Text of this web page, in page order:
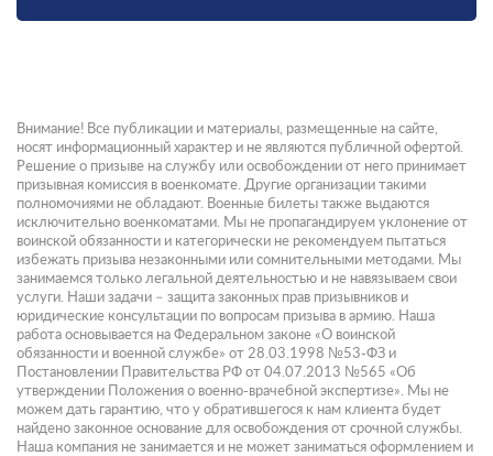
Внимание! Все публикации и материалы, размещенные на сайте,
носят информационный характер и не являются публичной офертой.
Решение о призыве на службу или освобождении от него принимает
призывная комиссия в военкомате. Другие организации такими
полномочиями не обладают. Военные билеты также выдаются
исключительно военкоматами. Мы не пропагандируем уклонение от
воинской обязанности и категорически не рекомендуем пытаться
избежать призыва незаконными или сомнительными методами. Мы
занимаемся только легальной деятельностью и не навязываем свои
услуги. Наши задачи – защита законных прав призывников и
юридические консультации по вопросам призыва в армию. Наша
работа основывается на Федеральном законе «О воинской
обязанности и военной службе» от 28.03.1998 №53-ФЗ и
Постановлении Правительства РФ от 04.07.2013 №565 «Об
утверждении Положения о военно-врачебной экспертизе». Мы не
можем дать гарантию, что у обратившегося к нам клиента будет
найдено законное основание для освобождения от срочной службы.
Наша компания не занимается и не может заниматься оформлением и